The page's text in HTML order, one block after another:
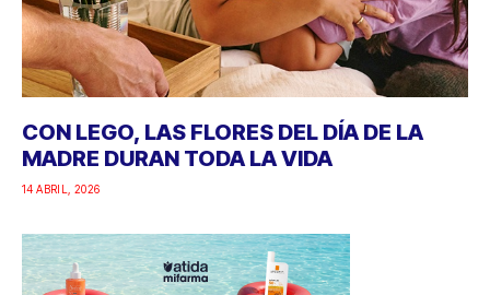
CON LEGO, LAS FLORES DEL DÍA DE LA
MADRE DURAN TODA LA VIDA
14 ABRIL, 2026